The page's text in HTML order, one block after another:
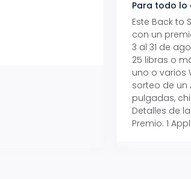
Para todo lo
Este Back to
con un
3 al 31 de
25 libras o
uno o varios
sorteo de un
pulgadas,
Detalles de
Premio: 1